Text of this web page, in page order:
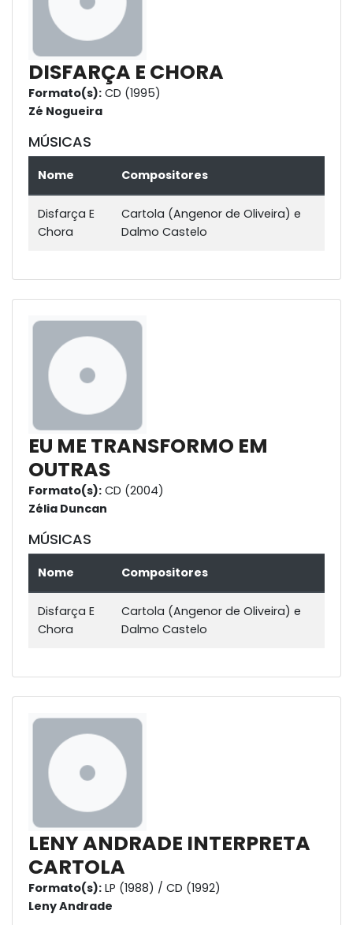
DISFARÇA E CHORA
Formato(s): CD (1995)
Zé Nogueira
MÚSICAS
Nome Compositores
Disfarça E
Chora
Cartola (Angenor de Oliveira) e
Dalmo Castelo
EU ME TRANSFORMO EM
OUTRAS
Formato(s): CD (2004)
Zélia Duncan
MÚSICAS
Nome Compositores
Disfarça E
Chora
Cartola (Angenor de Oliveira) e
Dalmo Castelo
LENY ANDRADE INTERPRETA
CARTOLA
Formato(s): LP (1988) / CD (1992)
Leny Andrade